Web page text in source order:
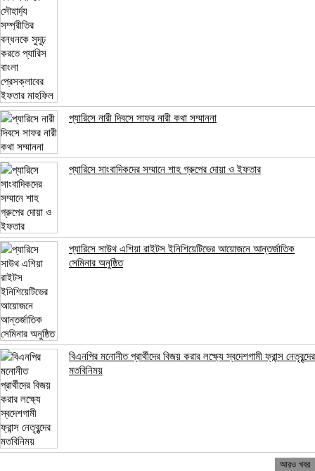
প্যারিসে নারী দিবসে সাফর নারী কথা সম্মাননা
প্যারিসে সাংবাদিকদের সম্মানে শাহ গ্রুপের দোয়া ও ইফতার
প্যারিসে সাউথ এশিয়া রাইটস ইনিশিয়েটিভের আয়োজনে আন্তর্জাতিক
সেমিনার অনুষ্ঠিত
বিএনপির মনোনীত প্রার্থীদের বিজয় করার লক্ষ্যে স্বদেশগামী ফ্রান্স নেতৃবৃন্দের
মতবিনিময়
আরও খবর